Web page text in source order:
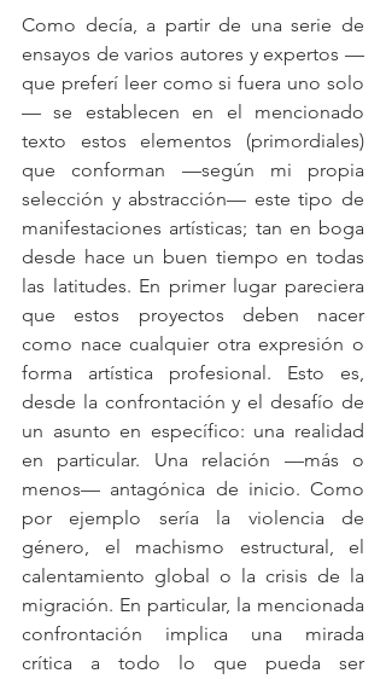
Como decía, a partir de una serie de
ensayos de varios autores y expertos —
que preferí leer como si fuera uno solo
— se establecen en el mencionado
texto estos elementos (primordiales)
que conforman —según mi propia
selección y abstracción— este tipo de
manifestaciones artísticas; tan en boga
desde hace un buen tiempo en todas
las latitudes. En primer lugar pareciera
que estos proyectos deben nacer
como nace cualquier otra expresión o
forma artística profesional. Esto es,
desde la confrontación y el desafío de
un asunto en específico: una realidad
en particular. Una relación —más o
menos— antagónica de inicio. Como
por ejemplo sería la violencia de
género, el machismo estructural, el
calentamiento global o la crisis de la
migración. En particular, la mencionada
confrontación implica una mirada
crítica a todo lo que pueda ser